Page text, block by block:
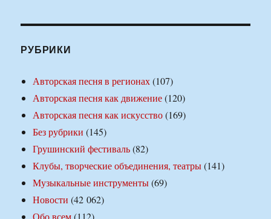
РУБРИКИ
Авторская песня в регионах(107)
Авторская песня как движение(120)
Авторская песня как искусство(169)
Без рубрики (145)
Грушинский фестиваль(82)
Клубы, творческие объединения, театры(141)
Музыкальные инструменты(69)
Новости (42 062)
Обо всем(112)